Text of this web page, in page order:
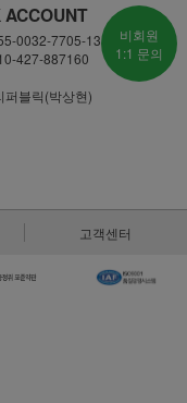
0032-7705-13
427-887160
퍼블릭(박상현)
비회원
1:1 문의
고객센터